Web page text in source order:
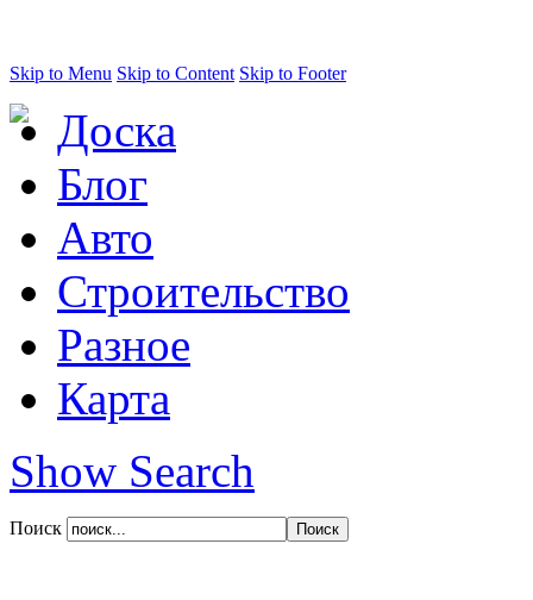
Skip to Menu Skip to Content Skip to Footer
Доска
Блог
Авто
Строительство
Разное
Карта
Show Search
Поиск